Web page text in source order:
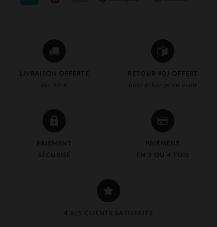
LIVRAISON OFFERTE
dès 50 €
RETOUR 90J OFFERT
pour échange ou avoir
PAIEMENT
SÉCURISÉ
PAIEMENT
EN 3 OU 4 FOIS
4,8/5 CLIENTS SATISFAITS